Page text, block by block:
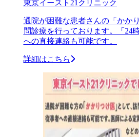
東京イースト21クリニック
通院が困難な患者さんの「かか
問診療を行っております。「24
への直接連絡も可能です。
詳細はこちら